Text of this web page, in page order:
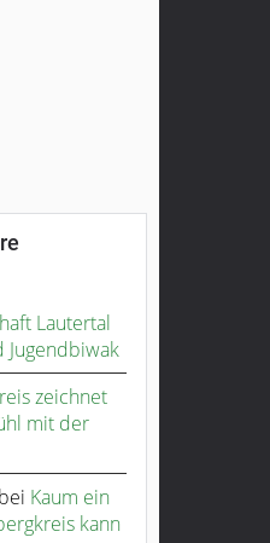
Lautertal
Jugendbiwak
zeichnet
mit der
Kaum ein
kann